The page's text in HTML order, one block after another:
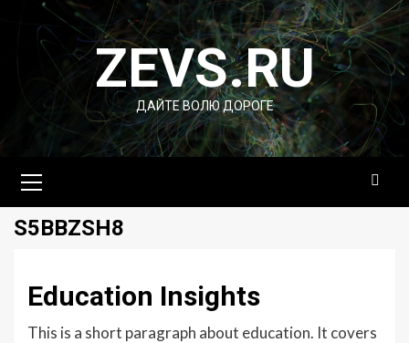
Перейти
содержимомуZEVS.RU
ДАЙТЕ ВОЛЮ ДОРОГЕ
меню
S5BBZSH8
Education Insights
This is a short paragraph about education. It covers